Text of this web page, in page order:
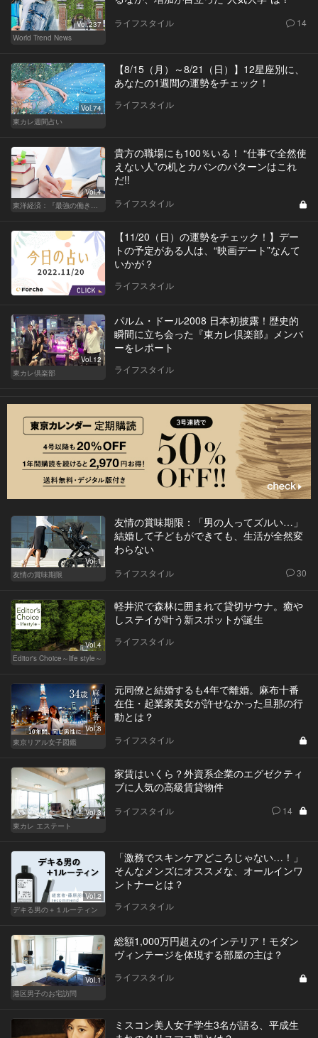
Vol.237
World Trend News
ライフスタイル 14
Vol.74
東カレ週間占い
【8/15（月）～8/21（日）】12星座別に、
あなたの1週間の運勢をチェック！
ライフスタイル
Vol.4
東洋経済：『最強の働き方』『一流の育て方』
貴方の職場にも100％いる！ “仕事で全然使
えない人”の机とカバンのパターンはこれ
だ!!
ライフスタイル
【11/20（日）の運勢をチェック！】デー
トの予定がある人は、“映画デート”なんて
いかが？
ライフスタイル
Vol.12
東カレ倶楽部
パルム・ドール2008 日本初披露！歴史的
瞬間に立ち会った『東カレ倶楽部』メンバ
ーをレポート
ライフスタイル
Vol.1
友情の賞味期限
友情の賞味期限：「男の人ってズルい…」
結婚して子どもができても、生活が全然変
わらない
ライフスタイル 30
Vol.4
Editor's Choice～life style～
軽井沢で森林に囲まれて貸切サウナ。癒や
しステイが叶う新スポットが誕生
ライフスタイル
Vol.8
東京リアル女子図鑑
元同僚と結婚するも4年で離婚。麻布十番
在住・起業家美女が許せなかった旦那の行
動とは？
ライフスタイル
Vol.3
東カレ エステート
家賃はいくら？外資系企業のエグゼクティ
ブに人気の高級賃貸物件
ライフスタイル 14
Vol.2
デキる男の＋１ルーティン
「激務でスキンケアどころじゃない…！」
そんなメンズにオススメな、オールインワ
ントナーとは？
ライフスタイル
Vol.1
港区男子のお宅訪問
総額1,000万円超えのインテリア！モダン
ヴィンテージを体現する部屋の主は？
ライフスタイル
ミスコン美人女子学生3名が語る、平成生